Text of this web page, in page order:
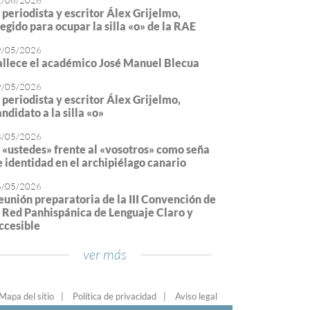
periodista y escritor Álex Grijelmo,
para ocupar la silla «o» de la RAE
05/2026
el académico José Manuel Blecua
05/2026
periodista y escritor Álex Grijelmo,
a la silla «o»
05/2026
«ustedes» frente al «vosotros» como seña
identidad en el archipiélago canario
05/2026
preparatoria de la III Convención de
Red Panhispánica de Lenguaje Claro y
ver más
Mapa del sitio Política de privacidad Aviso legal